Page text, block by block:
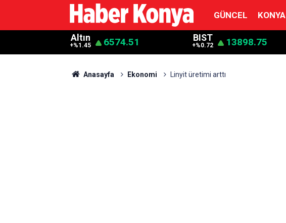
GÜNCEL KONYA
Altın
+%1.45 6574.51 BIST
+%0.72 13898.75
Anasayfa Ekonomi Linyit üretimi arttı